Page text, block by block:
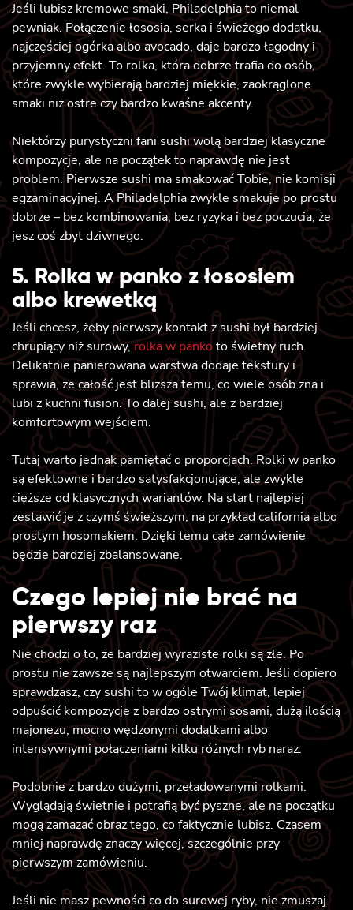
Jeśli lubisz kremowe smaki, Philadelphia to niemal
pewniak. Połączenie łososia, serka i świeżego dodatku,
najczęściej ogórka albo avocado, daje bardzo łagodny i
przyjemny efekt. To rolka, która dobrze trafia do osób,
które zwykle wybierają bardziej miękkie, zaokrąglone
smaki niż ostre czy bardzo kwaśne akcenty.
Niektórzy purystyczni fani sushi wolą bardziej klasyczne
kompozycje, ale na początek to naprawdę nie jest
problem. Pierwsze sushi ma smakować Tobie, nie komisji
egzaminacyjnej. A Philadelphia zwykle smakuje po prostu
dobrze – bez kombinowania, bez ryzyka i bez poczucia, że
jesz coś zbyt dziwnego.
5. Rolka w panko z łososiem
albo krewetką
Jeśli chcesz, żeby pierwszy kontakt z sushi był bardziej
chrupiący niż surowy,rolka w panko to świetny ruch.
Delikatnie panierowana warstwa dodaje tekstury i
sprawia, że całość jest bliższa temu, co wiele osób zna i
lubi z kuchni fusion. To dalej sushi, ale z bardziej
komfortowym wejściem.
Tutaj warto jednak pamiętać o proporcjach. Rolki w panko
są efektowne i bardzo satysfakcjonujące, ale zwykle
cięższe od klasycznych wariantów. Na start najlepiej
zestawić je z czymś świeższym, na przykład california albo
prostym hosomakiem. Dzięki temu całe zamówienie
będzie bardziej zbalansowane.
Czego lepiej nie brać na
pierwszy raz
Nie chodzi o to, że bardziej wyraziste rolki są złe. Po
prostu nie zawsze są najlepszym otwarciem. Jeśli dopiero
sprawdzasz, czy sushi to w ogóle Twój klimat, lepiej
odpuścić kompozycje z bardzo ostrymi sosami, dużą ilością
majonezu, mocno wędzonymi dodatkami albo
intensywnymi połączeniami kilku różnych ryb naraz.
Podobnie z bardzo dużymi, przeładowanymi rolkami.
Wyglądają świetnie i potrafią być pyszne, ale na początku
mogą zamazać obraz tego, co faktycznie lubisz. Czasem
mniej naprawdę znaczy więcej, szczególnie przy
pierwszym zamówieniu.
Jeśli nie masz pewności co do surowej ryby, nie zmuszaj